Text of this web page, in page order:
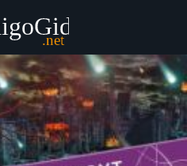
Арментроут - Отсчет [litres]